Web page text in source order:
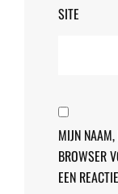
SITE
MIJN
BROWSER
EEN